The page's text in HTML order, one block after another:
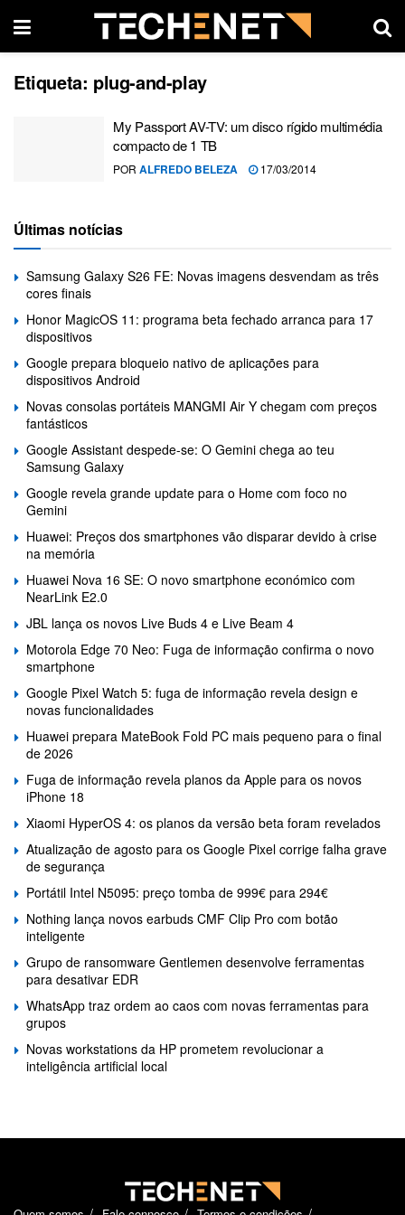
Etiqueta: plug-and-play
My Passport AV-TV: um disco rígido multimédia
compacto de 1 TB
POR ALFREDO BELEZA 17/03/2014
Últimas notícias
Samsung Galaxy S26 FE: Novas imagens desvendam as três
cores finais
Honor MagicOS 11: programa beta fechado arranca para 17
dispositivos
Google prepara bloqueio nativo de aplicações para
dispositivos Android
Novas consolas portáteis MANGMI Air Y chegam com preços
fantásticos
Google Assistant despede-se: O Gemini chega ao teu
Samsung Galaxy
Google revela grande update para o Home com foco no
Gemini
Huawei: Preços dos smartphones vão disparar devido à crise
na memória
Huawei Nova 16 SE: O novo smartphone económico com
NearLink E2.0
JBL lança os novos Live Buds 4 e Live Beam 4
Motorola Edge 70 Neo: Fuga de informação confirma o novo
smartphone
Google Pixel Watch 5: fuga de informação revela design e
novas funcionalidades
Huawei prepara MateBook Fold PC mais pequeno para o final
de 2026
Fuga de informação revela planos da Apple para os novos
iPhone 18
Xiaomi HyperOS 4: os planos da versão beta foram revelados
Atualização de agosto para os Google Pixel corrige falha grave
de segurança
Portátil Intel N5095: preço tomba de 999€ para 294€
Nothing lança novos earbuds CMF Clip Pro com botão
inteligente
Grupo de ransomware Gentlemen desenvolve ferramentas
para desativar EDR
WhatsApp traz ordem ao caos com novas ferramentas para
grupos
Novas workstations da HP prometem revolucionar a
inteligência artificial local